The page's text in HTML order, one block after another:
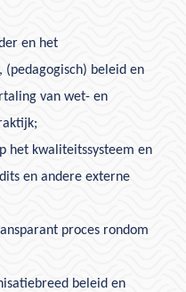
en het
beleid en
van wet- en
het kwaliteitssysteem en
en andere externe
proces rondom
beleid en